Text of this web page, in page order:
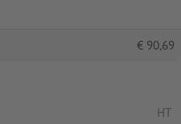
€ 90,69
HT